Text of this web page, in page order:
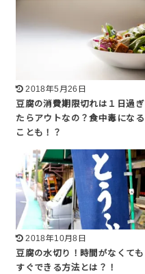
2018年5月26日
豆腐の消費期限切れは１日過ぎ
たらアウトなの？食中毒になる
ことも！？
2018年10月8日
豆腐の水切り！時間がなくても
すぐできる方法とは？！